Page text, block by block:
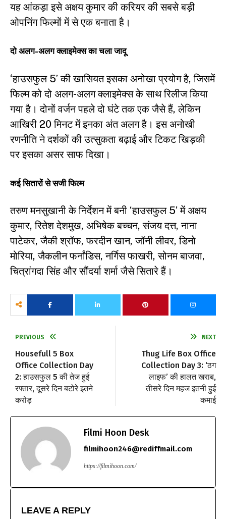
यह आंकड़ा इसे अक्षय कुमार की करियर की सबसे बड़ी
ओपनिंग फिल्मों में से एक बनाता है।
दो अलग-अलग क्लाइमेक्स का चला जादू
‘हाउसफुल 5’ की खासियत इसका अनोखा प्रयोग है, जिसमें
फिल्म को दो अलग-अलग क्लाइमेक्स के साथ रिलीज किया
गया है। दोनों वर्जन पहले दो घंटे तक एक जैसे हैं, लेकिन
आखिरी 20 मिनट में इनका अंत अलग है। इस अनोखी
रणनीति ने दर्शकों की उत्सुकता बढ़ाई और टिकट खिड़की
पर इसका असर साफ दिखा।
कई सितारों से सजी फिल्म
तरुण मनसुखानी के निर्देशन में बनी ‘हाउसफुल 5’ में अक्षय
कुमार, रितेश देशमुख, अभिषेक बच्चन, संजय दत्त, नाना
पाटेकर, जैकी श्रॉफ, फरदीन खान, जॉनी लीवर, डिनो
मोरिया, जैकलीन फर्नांडिस, नर्गिस फाखरी, सोनम बाजवा,
चित्रांगदा सिंह और सौंदर्या शर्मा जैसे सितारे हैं।
PREVIOUS
Housefull 5 Box
Office Collection Day
2: हाउसफुल 5 की तेज हुई
रफ्तार, दूसरे दिन बटोरे इतने
करोड़
NEXT
Thug Life Box Office
Collection Day 3: ‘ठग
लाइफ’ की हालत खराब,
तीसरे दिन महज इतनी हुई
कमाई
Filmi Hoon Desk
filmihoon246@rediffmail.com
https://filmihoon.com/
LEAVE A REPLY